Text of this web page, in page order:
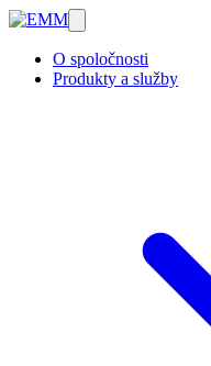
O spoločnosti
Produkty a služby